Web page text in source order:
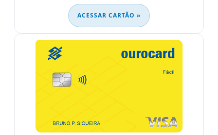
ACESSAR CARTÃO »